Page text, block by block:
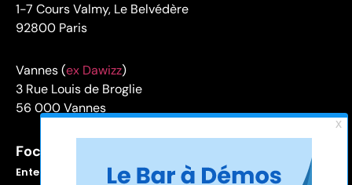
1-7 Cours Valmy, Le Belvédère
92800 Paris
Vannes (ex Dawizz)
3 Rue Louis de Broglie
56 000 Vannes
Focus sur
Enterprise Service Bus (ESB)